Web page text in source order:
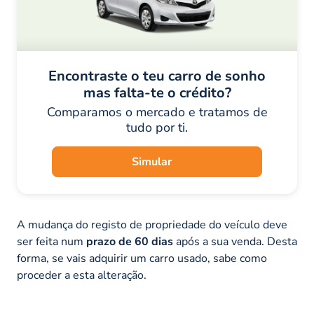
Encontraste o teu carro de sonho
mas falta-te o crédito?
Comparamos o mercado e tratamos de
tudo por ti.
Simular
A mudança do registo de propriedade do veículo deve
ser feita num prazo de 60 dias após a sua venda. Desta
forma, se vais adquirir um carro usado, sabe como
proceder a esta alteração.